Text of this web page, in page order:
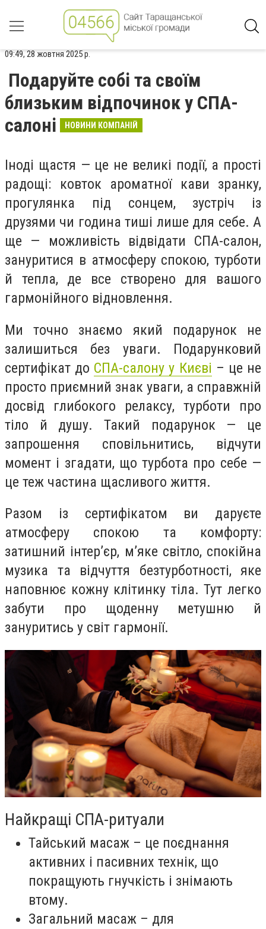
09:49, 28 жовтня 2025 р.
Подаруйте собі та своїм
близьким відпочинок у СПА-
салоні
НОВИНИ КОМПАНІЙ
Іноді щастя — це не великі події, а прості
радощі: ковток ароматної кави зранку,
прогулянка під сонцем, зустріч із
друзями чи година тиші лише для себе. А
ще — можливість відвідати СПА-салон,
зануритися в атмосферу спокою, турботи
й тепла, де все створено для вашого
гармонійного відновлення.
Ми точно знаємо який подарунок не
залишиться без уваги. Подарунковий
сертифікат до СПА-салону у Києві – це не
просто приємний знак уваги, а справжній
досвід глибокого релаксу, турботи про
тіло й душу. Такий подарунок — це
запрошення сповільнитись, відчути
момент і згадати, що турбота про себе —
це теж частина щасливого життя.
Разом із сертифікатом ви даруєте
атмосферу спокою та комфорту:
затишний інтер’єр, м’яке світло, спокійна
музика та відчуття безтурботності, яке
наповнює кожну клітинку тіла. Тут легко
забути про щоденну метушню й
зануритись у світ гармонії.
Найкращі СПА-ритуали
Тайський масаж – це поєднання
активних і пасивних технік, що
покращують гнучкість і знімають
втому.
Загальний масаж – для